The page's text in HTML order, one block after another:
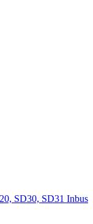
SD30, SD31 Inbus